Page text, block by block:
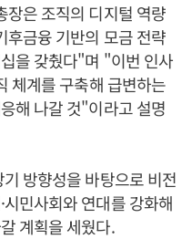
은 조직의 디지털 역량
후금융 기반의 모금 전략
을 갖췄다"며 "이번 인사
체계를 구축해 급변하는
해 나갈 것"이라고 설명
방향성을 바탕으로 비전
민사회와 연대를 강화해
계획을 세웠다.